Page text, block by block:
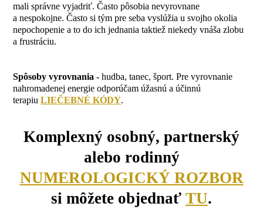
mali správne vyjadriť. Často pôsobia nevyrovnane
a nespokojne. Často si tým pre seba vyslúžia u svojho okolia
nepochopenie a to do ich jednania taktiež niekedy vnáša zlobu
a frustráciu.
Spôsoby vyrovnania - hudba, tanec, šport. Pre vyrovnanie
nahromadenej energie odporúčam úžasnú a účinnú
terapiuLIEČEBNÉ KÓDY.
Komplexný osobný, partnerský
alebo rodinný
NUMEROLOGICKÝ ROZBOR
si môžete objednať TU.